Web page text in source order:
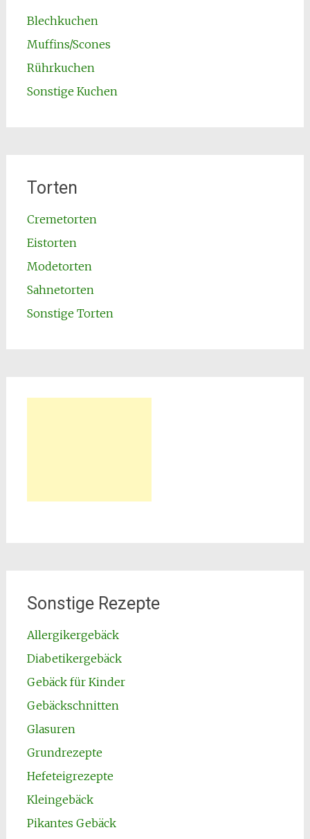
Blechkuchen
Muffins/Scones
Rührkuchen
Sonstige Kuchen
Torten
Cremetorten
Eistorten
Modetorten
Sahnetorten
Sonstige Torten
Sonstige Rezepte
Allergikergebäck
Diabetikergebäck
Gebäck für Kinder
Gebäckschnitten
Glasuren
Grundrezepte
Hefeteigrezepte
Kleingebäck
Pikantes Gebäck